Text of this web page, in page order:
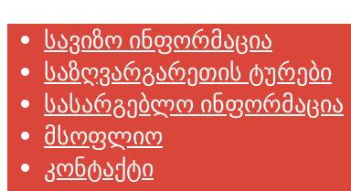
სავიზო ინფორმაცია
საზღვარგარეთის ტურები
სასარგებლო ინფორმაცია
მსოფლიო
კონტაქტი